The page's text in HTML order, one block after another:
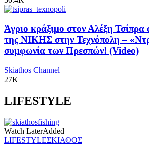
Άγριο κράξιμο στον Αλέξη
της ΝΙΚΗΣ στην Τεχνόπολη –
συμφωνία των Πρεσπών! (Video)
Skiathos Channel
27K
LIFESTYLE
Watch LaterAdded
LIFESTYLEΣΚΙΑΘΟΣ